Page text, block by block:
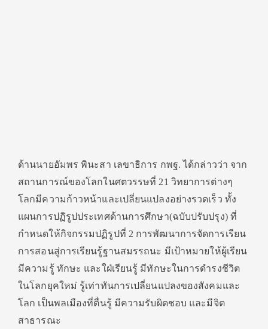
ด้านนายอัมพร พินะสา เลขาธิการ กพฐ. ได้กล่าวว่า จาก
สถานการณ์ของโลกในศตวรรษที่ 21 วิทยาการต่างๆ
โลกมีความก้าวหน้าและเปลี่ยนแปลงอย่างรวดเร็ว ทั้ง
แผนการปฏิรูปประเทศด้านการศึกษา(ฉบับปรับปรุง) ที่
กำหนดให้กิจกรรมปฏิรูปที่ 2 การพัฒนาการจัดการเรียน
การสอนสู่การเรียนรู้ฐานสมรรถนะ มีเป้าหมายให้ผู้เรียน
มีความรู้ ทักษะ และใฝ่เรียนรู้ มีทักษะในการดำรงชีวิต
ในโลกยุคใหม่ รู้เท่าทันการเปลี่ยนแปลงของสังคมและ
โลก เป็นพลเมืองที่ตื่นรู้ มีความรับผิดชอบ และมีจิต
สาธารณะ